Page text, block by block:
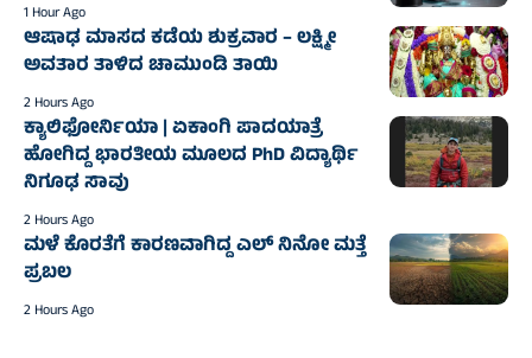
1 Hour Ago
ಆಷಾಢ ಮಾಸದ ಕಡೆಯ ಶುಕ್ರವಾರ – ಲಕ್ಷ್ಮೀ
ಅವತಾರ ತಾಳಿದ ಚಾಮುಂಡಿ ತಾಯಿ
2 Hours Ago
ಕ್ಯಾಲಿಫೋರ್ನಿಯಾ | ಏಕಾಂಗಿ ಪಾದಯಾತ್ರೆ
ಹೋಗಿದ್ದ ಭಾರತೀಯ ಮೂಲದ PhD ವಿದ್ಯಾರ್ಥಿ
ನಿಗೂಢ ಸಾವು
2 Hours Ago
ಮಳೆ ಕೊರತೆಗೆ ಕಾರಣವಾಗಿದ್ದ ಎಲ್‌ ನಿನೋ ಮತ್ತೆ
ಪ್ರಬಲ
2 Hours Ago